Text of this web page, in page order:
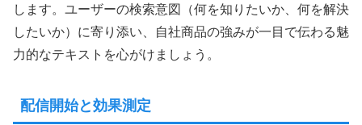
します。ユーザーの検索意図（何を知りたいか、何を解決
したいか）に寄り添い、自社商品の強みが一目で伝わる魅
力的なテキストを心がけましょう。
配信開始と効果測定